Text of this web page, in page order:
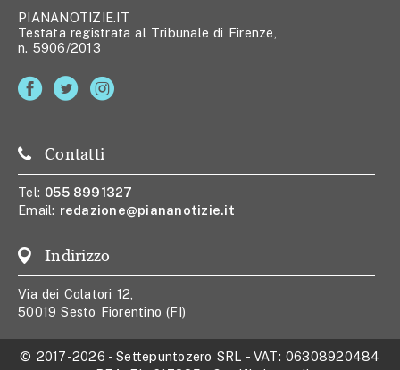
PIANANOTIZIE.IT
Testata registrata al Tribunale di Firenze,
n. 5906/2013
Contatti
Tel: 055 8991327
Email: redazione@piananotizie.it
Indirizzo
Via dei Colatori 12,
50019 Sesto Fiorentino (FI)
© 2017-2026 -Settepuntozero SRL - VAT: 06308920484